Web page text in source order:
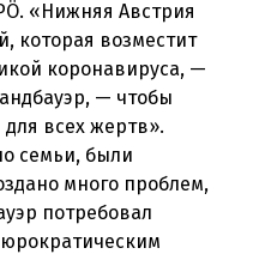
«Нижняя Австрия
которая возместит
коронавируса, —
— чтобы
всех жертв».
семьи, были
много проблем,
потребовал